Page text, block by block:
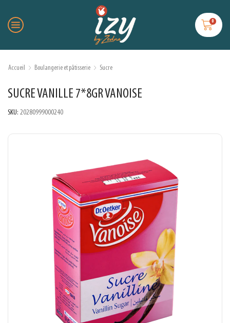
0
Accueil Boulangerie et pâtisserie Sucre
SUCRE VANILLE 7*8GR VANOISE
SKU: 20280999000240